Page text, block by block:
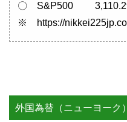
〇 S&P500
※ https://
外国為替（ニューヨーク）